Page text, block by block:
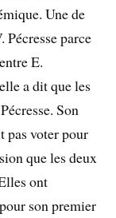
Une de
parce
E.
a dit que les
Son
pas voter pour
que les deux
ont
son premier